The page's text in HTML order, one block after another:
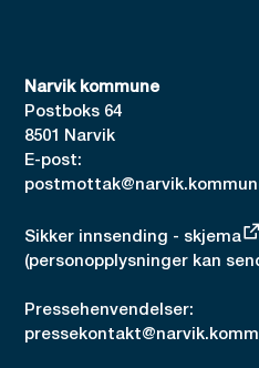
Narvik kommune
Postboks 64
8501 Narvik
E-post:
Sikker innsending - skjema
(personopplysninger kan
Pressehenvendelser: